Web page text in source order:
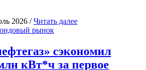
2026 /Читать далее
рынок
сэкономил
кВт*ч за первое